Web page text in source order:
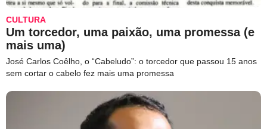
CULTURA
Um torcedor, uma paixão, uma promessa (e
mais uma)
José Carlos Coêlho, o “Cabeludo”: o torcedor que passou 15 anos
sem cortar o cabelo fez mais uma promessa